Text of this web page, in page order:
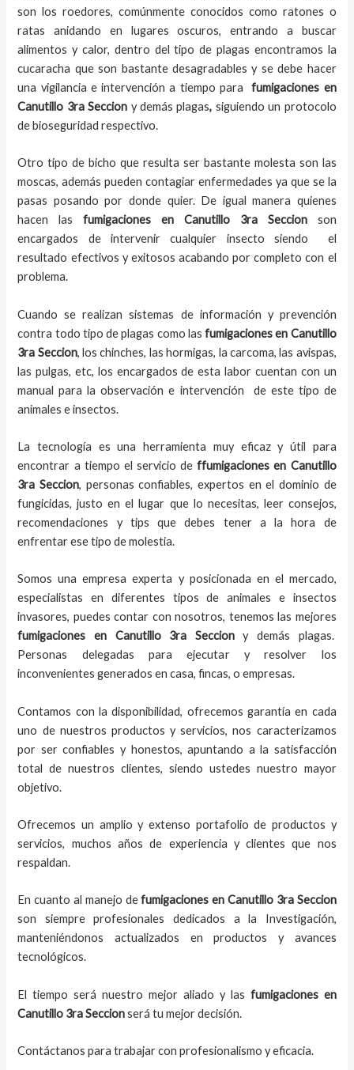
son los roedores, comúnmente conocidos como ratones o
ratas anidando en lugares oscuros, entrando a buscar
alimentos y calor, dentro del tipo de plagas encontramos la
cucaracha que son bastante desagradables y se debe hacer
una vigilancia e intervención a tiempo parafumigaciones en
Canutillo 3ra Seccion y demás plagas, siguiendo un protocolo
de bioseguridad respectivo.
Otro tipo de bicho que resulta ser bastante molesta son las
moscas, además pueden contagiar enfermedades ya que se la
pasas posando por donde quier. De igual manera quienes
hacen las
fumigaciones en Canutillo 3ra Seccionson
encargados de intervenir cualquier insecto siendo el
resultado efectivos y exitosos acabando por completo con el
problema.
Cuando se realizan sistemas de información y prevención
contra todo tipo de plagas como lasfumigacionesen Canutillo
3ra Seccion, los chinches, las hormigas, la carcoma, las avispas,
las pulgas, etc, los encargados de esta labor cuentan con un
manual para la observación e intervención de este tipo de
animales e insectos.
La tecnología es una herramienta muy eficaz y útil para
encontrar a tiempo el servicio deffumigaciones en Canutillo
3ra Seccion, personas confiables, expertos en el dominio de
fungicidas, justo en el lugar que lo necesitas, leer consejos,
recomendaciones y tips que debes tener a la hora de
enfrentar ese tipo de molestia.
Somos una empresa experta y posicionada en el mercado,
especialistas en diferentes tipos de animales e insectos
invasores, puedes contar con nosotros, tenemos las mejores
fumigaciones
en Canutillo 3ra Secciony demás plagas.
Personas delegadas para ejecutar y resolver los
inconvenientes generados en casa, fincas, o empresas.
Contamos con la disponibilidad, ofrecemos garantía en cada
uno de nuestros productos y servicios, nos caracterizamos
por ser confiables y honestos, apuntando a la satisfacción
total de nuestros clientes, siendo ustedes nuestro mayor
objetivo.
Ofrecemos un amplio y extenso portafolio de productos y
servicios, muchos años de experiencia y clientes que nos
respaldan.
En cuanto al manejo defumigacionesen Canutillo 3ra Seccion
son siempre profesionales dedicados a la Investigación,
manteniéndonos actualizados en productos y avances
tecnológicos.
El tiempo será nuestro mejor aliado y las fumigaciones en
Canutillo 3ra Seccionserá tu mejor decisión.
Contáctanos para trabajar con profesionalismo y eficacia.